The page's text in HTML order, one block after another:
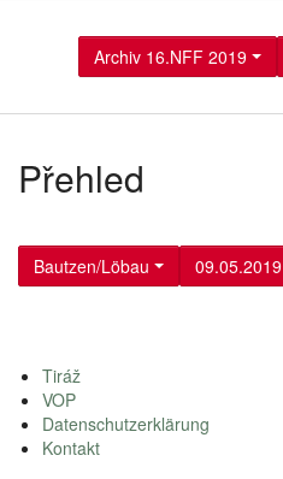
Archiv 16.NFF 2019
Přehled
Bautzen/Löbau 09.05.2019
Tiráž
VOP
Datenschutzerklärung
Kontakt